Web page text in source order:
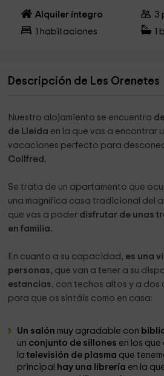
Alquiler íntegro 3
habitaciones
Descripción de Les Orenetes
Nuestro alojamiento se encuentra
de Lleida en la que vas a encontrar
vacaciones perfecto para
Collfred.
Se trata de un apartamento que
una magnífica casa tradicional del
que vas a poder disfrutar de unas
en familia.
En cuanto a su capacidad, es una
personas, que van a tener a su
estancias, con techos altos y a dos
para que os sintáis como en casa:
Un salón muy agradable con
un conjunto de sillones en los
latelevisión de plasma que
principal
hay una librería en la